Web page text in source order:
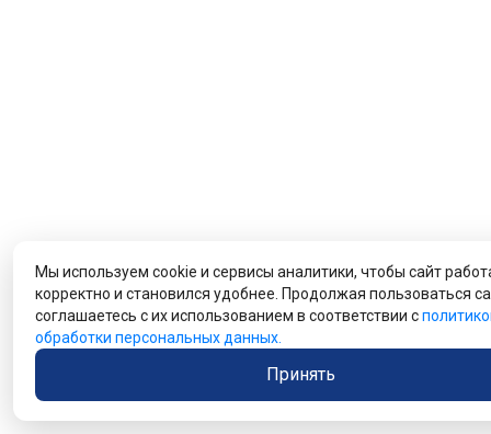
Мы используем cookie и сервисы аналитики, чтобы сайт
корректно и становился удобнее. Продолжая пользоваться
соглашаетесь с их использованием в соответствии с
обработки персональных данных.
Принять